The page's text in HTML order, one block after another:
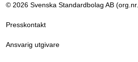
© 2026 Svenska Standardbolag AB
Presskontakt
Ansvarig utgivare